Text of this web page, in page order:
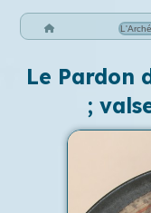
Le Pardon
;